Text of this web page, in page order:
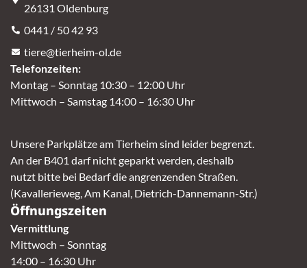
26131 Oldenburg
0441 / 50 42 93
tiere@tierheim-ol.de
Telefonzeiten:
Montag – Sonntag 10:30 – 12:00 Uhr
Mittwoch – Samstag 14:00 – 16:30 Uhr
Unsere Parkplätze am Tierheim sind leider begrenzt.
An der B401 darf nicht geparkt werden, deshalb
nutzt bitte bei Bedarf die angrenzenden Straßen.
(Kavallerieweg, Am Kanal, Dietrich-Dannemann-Str.)
Öffnungszeiten
Vermittlung
Mittwoch – Sonntag
14:00 – 16:30 Uhr